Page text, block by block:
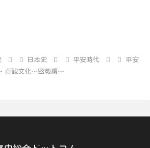
日本史 平安時代
平安
貞観文化～密教編～